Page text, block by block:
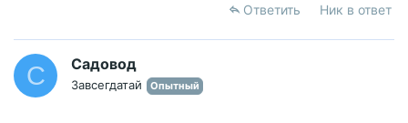
ц
и
и
:
Ответить Ник в ответ
С Садовод
Завсегдатай Опытный